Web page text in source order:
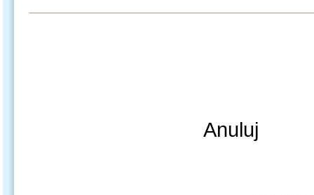
Anuluj